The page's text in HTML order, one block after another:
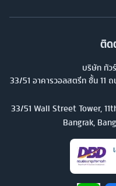
ติด
บริษัท ทัว
33/51 อาคารวอลสตรีท ชั้น 11
33/51 Wall Street Tower,
Bangrak,